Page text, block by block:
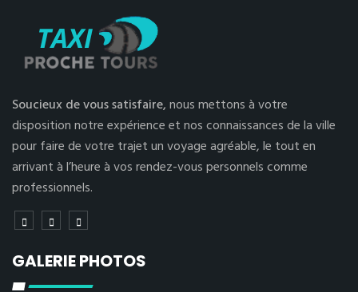
Soucieux de vous satisfaire,nous mettons à votre
disposition notre expérience et nos connaissances de la ville
pour faire de votre trajet un voyage agréable, le tout en
arrivant à l’heure à vos rendez-vous personnels comme
professionnels.
GALERIE PHOTOS